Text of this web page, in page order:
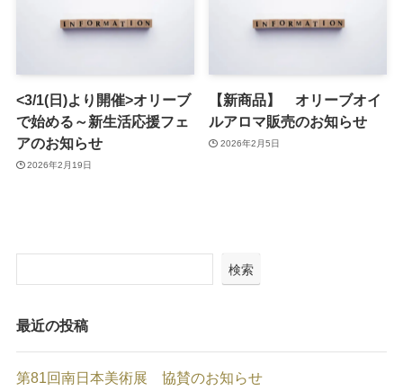
<3/1(日)より開催>オリーブ
で始める～新生活応援フェ
アのお知らせ
2026年2月19日
【新商品】 オリーブオイ
ルアロマ販売のお知らせ
2026年2月5日
検索
最近の投稿
第81回南日本美術展 協賛のお知らせ